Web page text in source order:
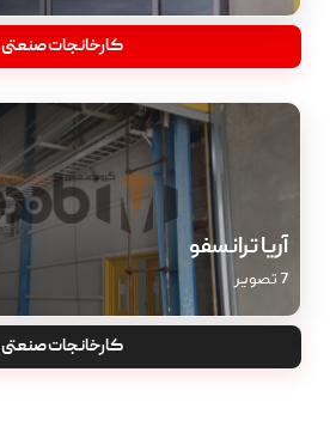
کارخانجات صنعتی
آریا ترانسفو
7 تصویر
کارخانجات صنعتی